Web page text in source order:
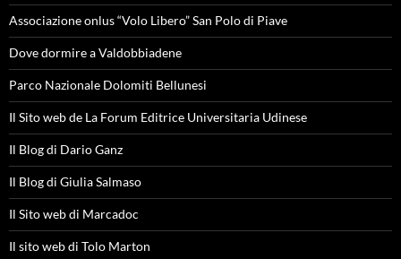
Associazione onlus “Volo Libero” San Polo di Piave
Dove dormire a Valdobbiadene
Parco Nazionale Dolomiti Bellunesi
Il Sito web de La Forum Editrice Universitaria Udinese
Il Blog di Dario Ganz
Il Blog di Giulia Salmaso
Il Sito web di Marcadoc
Il sito web di Tolo Marton